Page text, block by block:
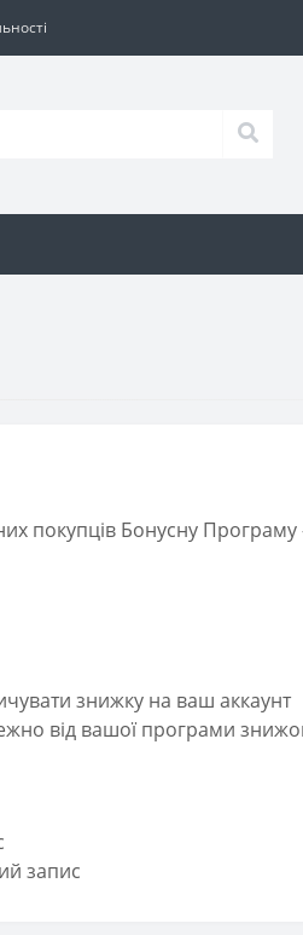
покупців Бонусну
знижку на ваш аккаунт
від вашої програми
запис